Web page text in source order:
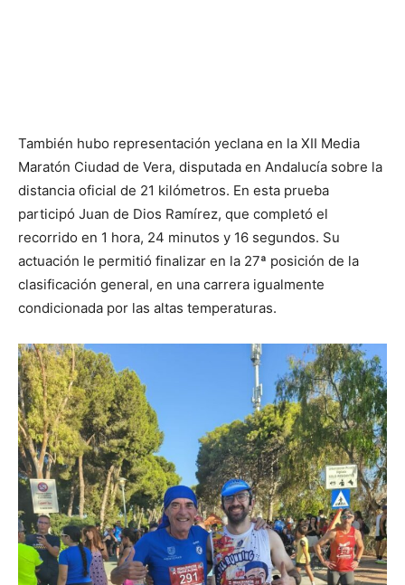
También hubo representación yeclana en la XII Media
Maratón Ciudad de Vera, disputada en Andalucía sobre la
distancia oficial de 21 kilómetros. En esta prueba
participó Juan de Dios Ramírez, que completó el
recorrido en 1 hora, 24 minutos y 16 segundos. Su
actuación le permitió finalizar en la 27ª posición de la
clasificación general, en una carrera igualmente
condicionada por las altas temperaturas.